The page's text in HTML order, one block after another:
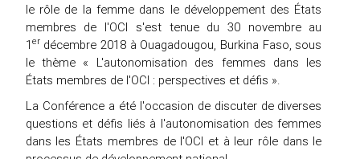
le rôle de la femme dans le développement des États
membres de l'OCI s'est tenue du 30 novembre au
1 erdécembre 2018 à Ouagadougou, Burkina Faso, sous
le thème « L'autonomisation des femmes dans les
États membres de l'OCI : perspectives et défis ».
La Conférence a été l'occasion de discuter de diverses
questions et défis liés à l'autonomisation des femmes
dans les États membres de l'OCI et à leur rôle dans le